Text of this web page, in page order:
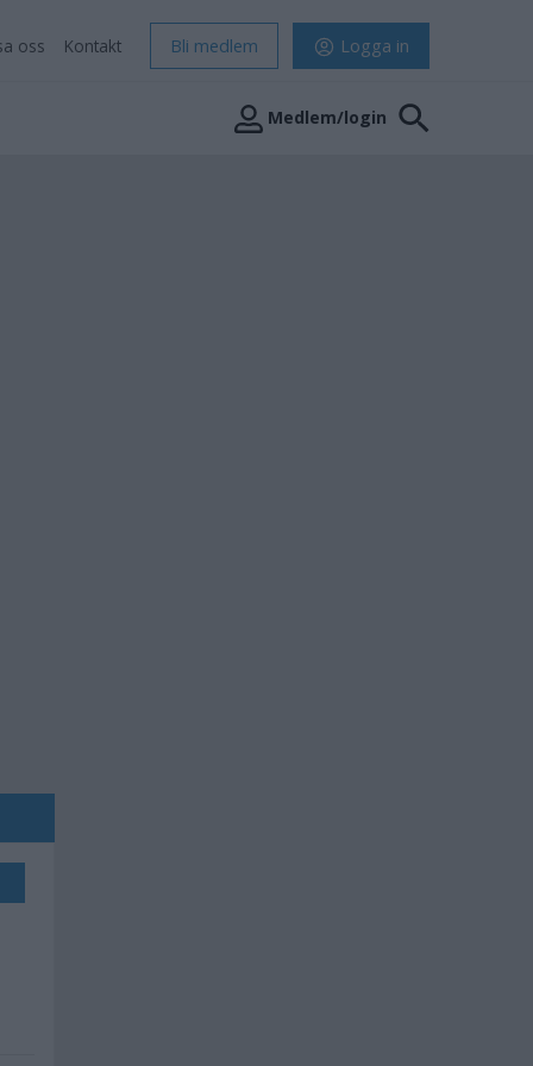
oss Kontakt Bli medlem Logga in
Medlem/login